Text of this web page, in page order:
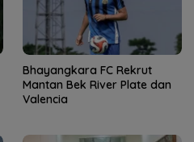
Bhayangkara FC Rekrut
Mantan Bek River Plate dan
Valencia